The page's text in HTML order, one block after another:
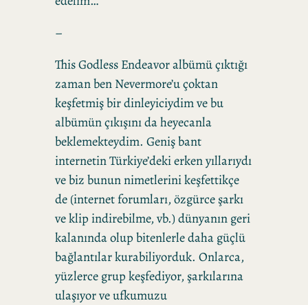
–
This Godless Endeavor albümü çıktığı
zaman ben Nevermore’u çoktan
keşfetmiş bir dinleyiciydim ve bu
albümün çıkışını da heyecanla
beklemekteydim. Geniş bant
internetin Türkiye’deki erken yıllarıydı
ve biz bunun nimetlerini keşfettikçe
de (internet forumları, özgürce şarkı
ve klip indirebilme, vb.) dünyanın geri
kalanında olup bitenlerle daha güçlü
bağlantılar kurabiliyorduk. Onlarca,
yüzlerce grup keşfediyor, şarkılarına
ulaşıyor ve ufkumuzu